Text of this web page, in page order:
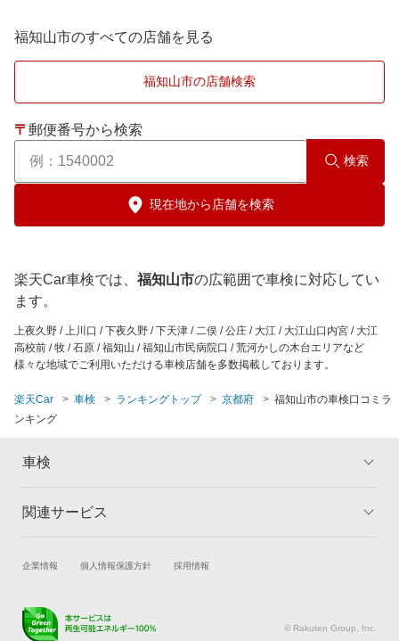
京都市下京区
京都市西京区
京都市
木津川市
久世郡
舞鶴市
八幡市
福知山市のすべての店舗を見る
福知山市の店舗検索
〒 郵便番号から検索
検索
現在地から店舗を検索
楽天Car車検では、 福知山市の広範囲で車検に対応してい
ます。
上夜久野 / 上川口 / 下夜久野 / 下天津 / 二俣 / 公庄 / 大江 / 大江山口内宮 / 大江
高校前 / 牧 / 石原 / 福知山 / 福知山市民病院口 / 荒河かしの木台エリアなど
様々な地域でご利用いただける車検店舗を多数掲載しております。
楽天Car 車検 ランキングトップ 京都府
福知山市の車検口コミラ
ンキング
車検
トップ
車検の基礎知識 キャンペーン一覧
関連サービス
試乗・商談 新車購入
キズ修理予約
企業情報 個人情報保護方針 採用情報
© Rakuten Group, Inc.